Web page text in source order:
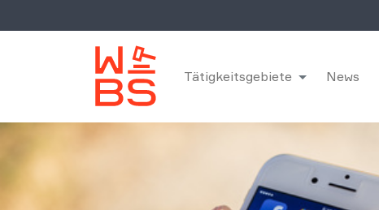
Tätigkeitsgebiete News